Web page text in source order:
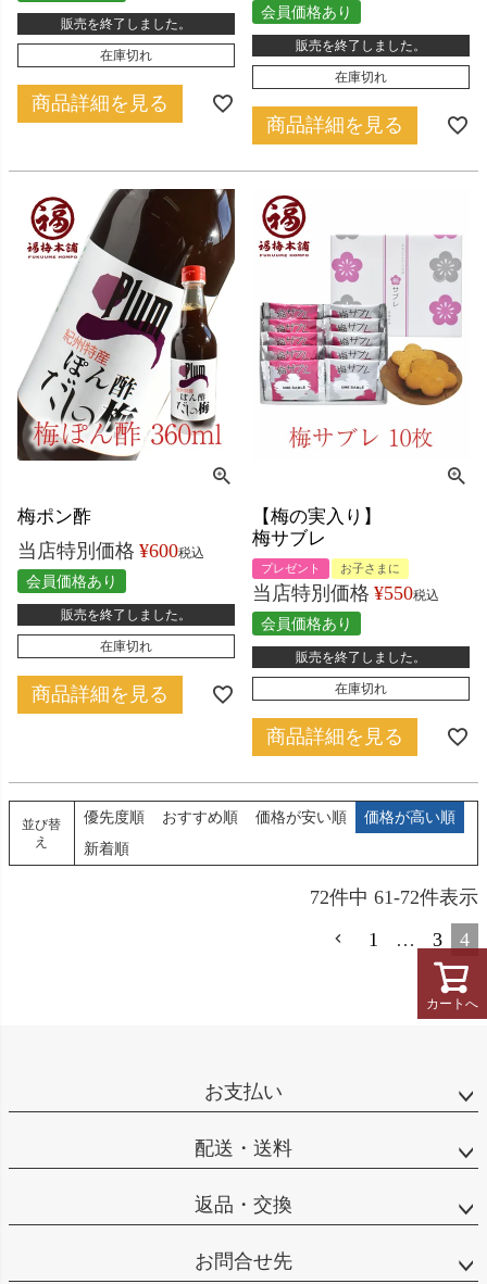
販売を終了しました。
在庫切れ
商品詳細を見る
会員価格あり
販売を終了しました。
在庫切れ
商品詳細を見る
梅ポン酢
当店特別価格 ¥600税込
会員価格あり
販売を終了しました。
在庫切れ
商品詳細を見る
【梅の実入り】
梅サブレ
プレゼント お子さまに
当店特別価格 ¥550税込
会員価格あり
販売を終了しました。
在庫切れ
商品詳細を見る
並び替
え
優先度順 おすすめ順 価格が安い順
価格が高い順
新着順
72件中 61-72件表示
1
… 3 4
カートへ
お支払い
配送・送料
返品・交換
お問合せ先